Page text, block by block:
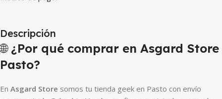
Descripción
🌐 ¿Por qué comprar en Asgard Store
Pasto?
En Asgard Store somos tu tienda geek en Pasto con envío